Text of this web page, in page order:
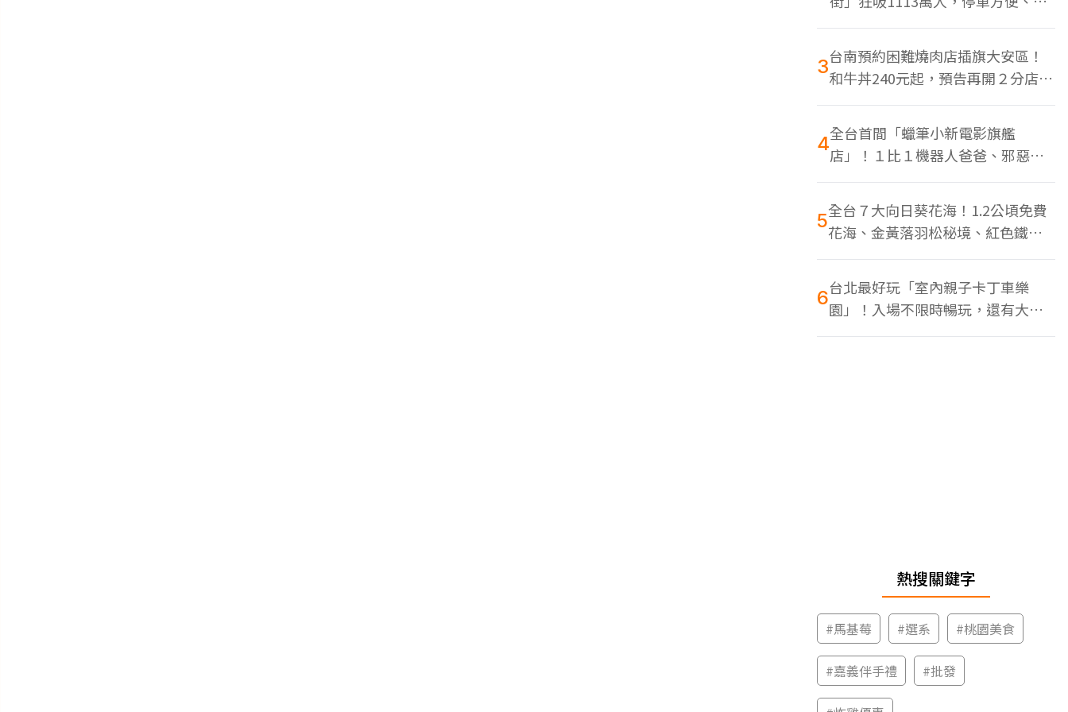
色美食多
3台南預約困難燒肉店插旗大安區！
和牛丼240元起，預告再開２分店、
地點曝光
4全台首間「蠟筆小新電影旗艦
店」！１比１機器人爸爸、邪惡正
男，百款周邊買翻
5全台７大向日葵花海！1.2公頃免費
花海、金黃落羽松秘境、紅色鐵橋
同框
6台北最好玩「室內親子卡丁車樂
園」！入場不限時暢玩，還有大螢
幕Switch遊戲區
熱搜關鍵字
#馬基莓 #選系 #桃園美食
#嘉義伴手禮 #批發